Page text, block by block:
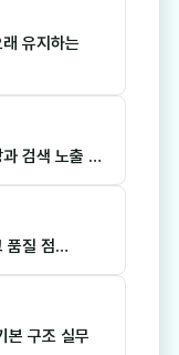
유지하는
과 검색 노출 …
품질 점…
본 구조 실무